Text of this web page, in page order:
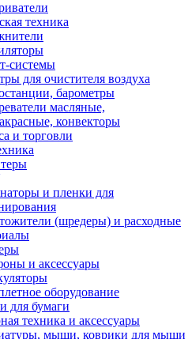
техника
системы
для очистителя воздуха
барометры
масляные,
конвекторы
и торговли
и пленки для
(шредеры) и расходные
и аксессуары
оборудование
для бумаги
техника и аксессуары
мыши, коврики для мыши